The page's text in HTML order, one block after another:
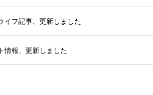
イフ記事、更新しました
情報、更新しました